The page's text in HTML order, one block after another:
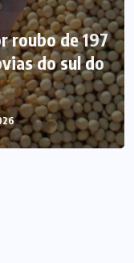
roubo de 197
do sul do